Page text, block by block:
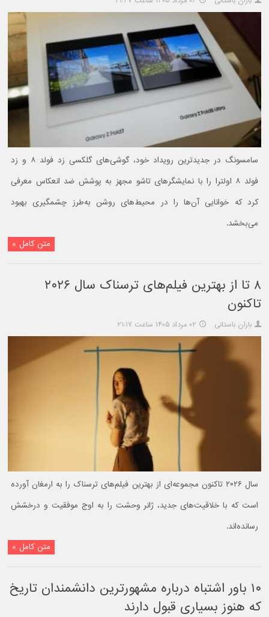
سامسونگ در جدیدترین رویداد خود، گوشی‌های گلکسی زد فولد ۸ و زد
فولد ۸ اولترا را با نمایشگرهای تاشو مجهز به پوشش ضد انعکاس معرفی
کرد که خوانایی آن‌ها را در محیط‌های روشن به‌طرز چشمگیری بهبود
می‌بخشد.
متن کامل »
۸ تا از بهترین فیلم‌های ترسناک سال ۲۰۲۶
تاکنون
باران باستانی ۰۲ مرداد ۱۴۰۵ ساعت ۲۱:۱۷
سال ۲۰۲۶ تاکنون مجموعه‌ای از بهترین فیلم‌های ترسناک را به ارمغان آورده
است که با خلاقیت‌های جدید، ژانر وحشت را به اوج موفقیت و درخشش
رسانده‌اند.
متن کامل »
۱۰ باور اشتباه درباره مشهورترین دانشمندان تاریخ
که هنوز بسیاری قبول دارند